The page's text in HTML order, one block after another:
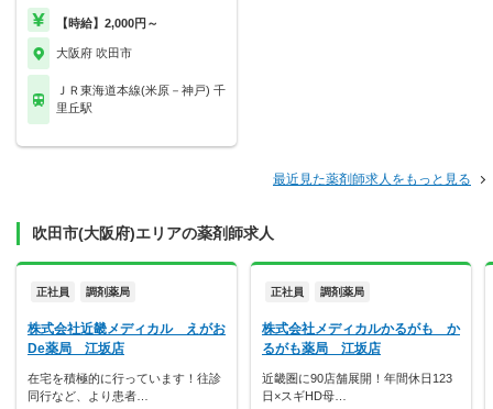
【時給】2,000円～
大阪府 吹田市
ＪＲ東海道本線(米原－神戸) 千
里丘駅
最近見た薬剤師求人をもっと見る
吹田市(大阪府)エリアの薬剤師求人
正社員 調剤薬局
株式会社近畿メディカル えがお
De薬局 江坂店
在宅を積極的に行っています！往診
同行など、より患者…
正社員 調剤薬局
株式会社メディカルかるがも か
るがも薬局 江坂店
近畿圏に90店舗展開！年間休日123
日×スギHD母…